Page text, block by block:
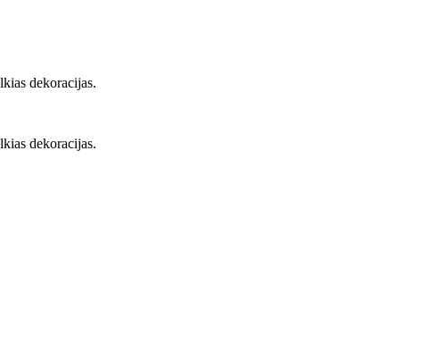
dekoracijas.
dekoracijas.